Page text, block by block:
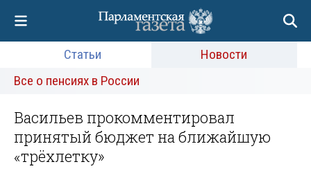
Статьи
Новости
Все о пенсиях в России
Васильев прокомментировал
принятый бюджет на ближайшую
«трёхлетку»